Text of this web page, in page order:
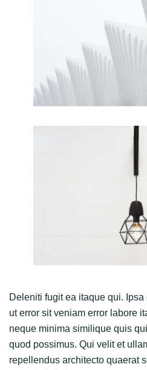
Deleniti fugit ea itaque qui.
ut error sit veniam error labore
neque minima similique quis
quod possimus. Qui velit et
repellendus architecto quaerat